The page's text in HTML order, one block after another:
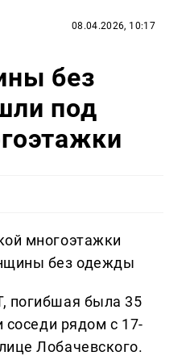
08.04.2026, 10:17
без
под
многоэтажки
без одежды
погибшая была 35
соседи рядом с 17-
Лобачевского.